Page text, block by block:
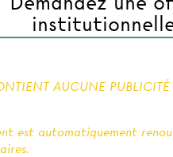
AUCUNE PUBLICITÉ
est automatiquement